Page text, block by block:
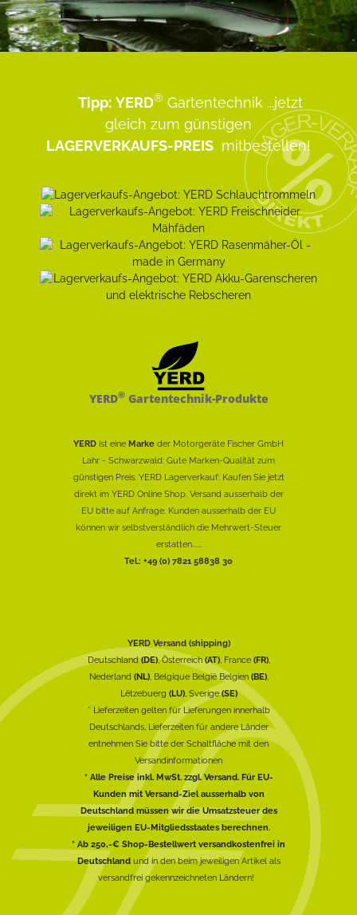
Tipp: YERD® Gartentechnik ...jetzt
gleich zum günstigen
LAGERVERKAUFS-PREIS mitbestellen!
YERD®Gartentechnik-Produkte
YERD ist eine Marke der Motorgeräte Fischer GmbH
Lahr - Schwarzwald: Gute Marken-Qualität zum
günstigen Preis. YERD Lagerverkauf: Kaufen Sie jetzt
direkt im YERD Online Shop. Versand ausserhalb der
EU bitte auf Anfrage. Kunden ausserhalb der EU
können wir selbstverständlich die Mehrwert-Steuer
erstatten......
Tel.: +49 (0) 7821 58838 30
YERD Versand (shipping)
Deutschland(DE), Österreich(AT), France (FR),
Nederland (NL), Belgique België Belgien (BE),
Lëtzebuerg (LU), Sverige(SE)
* Lieferzeiten gelten für Lieferungen innerhalb
Deutschlands, Lieferzeiten für andere Länder
entnehmen Sie bitte der Schaltfläche mit den
Versandinformationen
* Alle Preise inkl. MwSt. zzgl. Versand. Für EU-
Kunden mit Versand-Ziel ausserhalb von
Deutschland müssen wir die Umsatzsteuer des
jeweiligen EU-Mitgliedsstaates berechnen.
* Ab 250,-€ Shop-Bestellwert versandkostenfrei in
Deutschlandund in den beim jeweiligen Artikel als
versandfrei gekennzeichneten Ländern!